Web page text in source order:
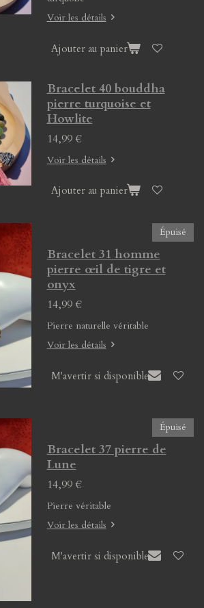
Voir les détails
Ajouter au panier
Bracelet 40 bouddha
pierre turquoise et
Howlite
14,99 €
Voir les détails
Ajouter au panier
Épuisé
Bracelet 31 homme
pierre œil de tigre et
onyx
14,99 €
Pierre naturelle véritable
Voir les détails
M'avertir si disponible
Épuisé
Bracelet 37 pierre de
Lune
14,99 €
Pierre véritable
Voir les détails
M'avertir si disponible